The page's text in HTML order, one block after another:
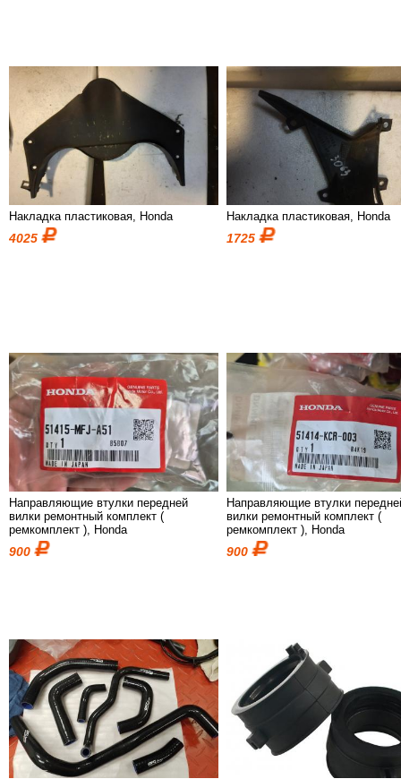
Накладка пластиковая, Honda
4025
Накладка пластиковая, Honda
1725
Направляющие втулки передней
вилки ремонтный комплект (
ремкомплект ), Honda
900
Направляющие втулки
вилки ремонтный комплект (
ремкомплект ), Honda
900